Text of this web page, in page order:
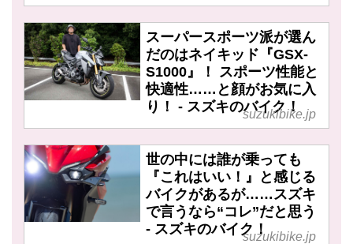
スーパースポーツ派が選ん
だのはネイキッド『GSX-
S1000』！ スポーツ性能と
快適性……と顔がお気に入
り！ - スズキのバイク！
suzukibike.jp
世の中には誰が乗っても
『これはいい！』と感じる
バイクがあるが……スズキ
で言うなら“コレ”だと思う
- スズキのバイク！suzukibike.jp